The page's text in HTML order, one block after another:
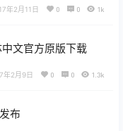
17年2月11日 0 0 1k
文官方原版下载
年2月9日 0 0 1.3k
布